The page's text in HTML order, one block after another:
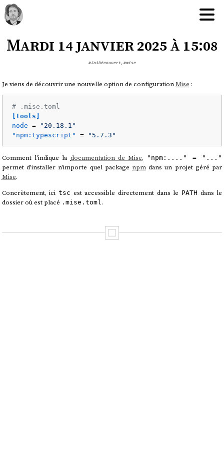
Mardi 14 janvier 2025 à 15:08
#JaiDécouvert, #mise
Je viens de découvrir une nouvelle option de configurationMise :
# .mise.toml
[tools]
node =
"20.18.1"
"npm:typescript"
= "5.7.3"
Comment l'indique la documentation de Mise, "npm:...." = "..."
permet d'installer n'importe quel package npm dans un projet géré par
Mise.
Concrètement, icitsc est accessible directement dans le PATH dans le
dossier où est placé .mise.toml .